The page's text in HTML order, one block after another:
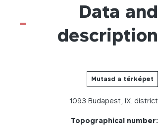
Data and
description
-
Mutasd a térképet
1093 Budapest, IX. district
Topographical number: